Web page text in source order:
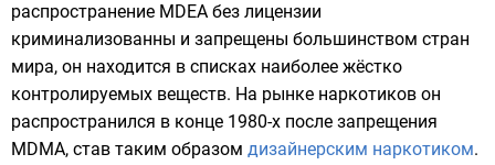
распространение MDEA без лицензии
криминализованны и запрещены большинством стран
мира, он находится в списках наиболее жёстко
контролируемых веществ. На рынке наркотиков он
распространился в конце 1980-х после запрещения
MDMA, став таким образом дизайнерским наркотиком.